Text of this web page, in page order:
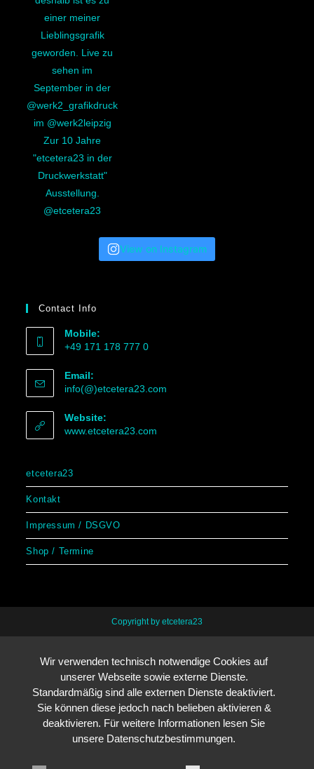
View on Instagram
Contact Info
Mobile:
+49 171 178 777 0
Email:
info(@)etcetera23.com
Website:
www.etcetera23.com
etcetera23
Kontakt
Impressum / DSGVO
Shop / Termine
Copyright by etcetera23
Wir verwenden technisch notwendige Cookies auf
unserer Webseite sowie externe Dienste.
Standardmäßig sind alle externen Dienste deaktiviert.
Sie können diese jedoch nach belieben aktivieren &
deaktivieren. Für weitere Informationen lesen Sie
unsere Datenschutzbestimmungen.